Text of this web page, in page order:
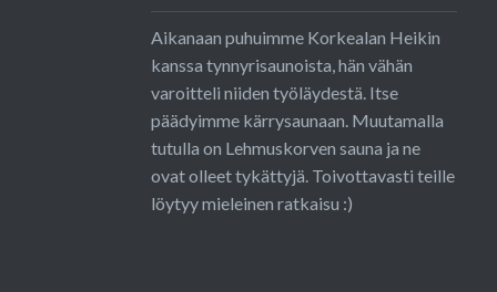
Aikanaan puhuimme Korkealan Heikin
kanssa tynnyrisaunoista, hän vähän
varoitteli niiden työläydestä. Itse
päädyimme kärrysaunaan. Muutamalla
tutulla on Lehmuskorven sauna ja ne
ovat olleet tykättyjä. Toivottavasti teille
löytyy mieleinen ratkaisu :)